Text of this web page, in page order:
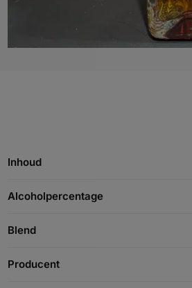
Inhoud
Alcoholpercentage
Blend
Producent